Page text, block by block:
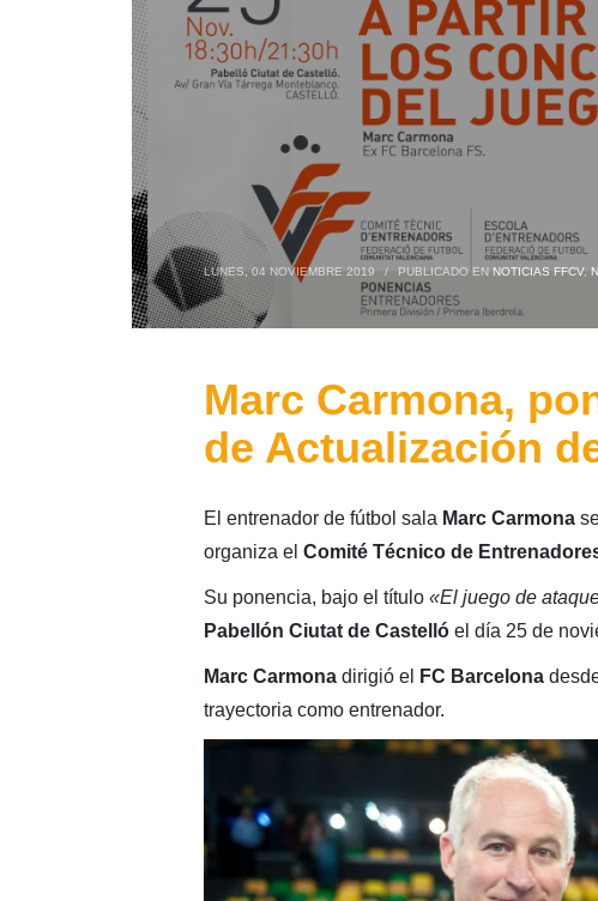
LUNES, 04 NOVIEMBRE 2019 / PUBLICADO EN NOTICIAS FFCV,
Marc Carmona,
de Actualización
El entrenador de fútbol sala Marc Carmona
organiza el Comité Técnico de
Su ponencia, bajo el título «El juego de
Pabellón Ciutat de Castellóel día 25 de
Marc Carmonadirigió el FC Barcelona
trayectoria como entrenador.